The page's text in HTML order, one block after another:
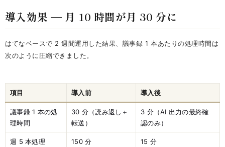
導入効果 — 月 10 時間が月 30 分に
はてなベースで 2 週間運用した結果、議事録 1 本あたりの処理時間は
次のように圧縮できました。
項目 導入前 導入後
議事録 1 本の処
理時間
30 分（読み返し＋
転送）
3 分（AI 出力の最終確
認のみ）
週 5 本処理 150 分 15 分